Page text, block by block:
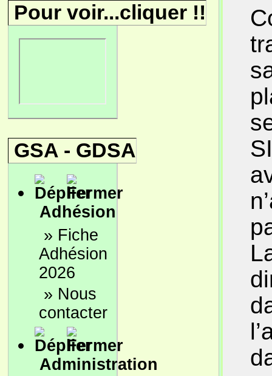
Pour voir...cliquer !!
GSA - GDSA
Adhésion
» Fiche
Adhésion
2026
» Nous
contacter
Administration